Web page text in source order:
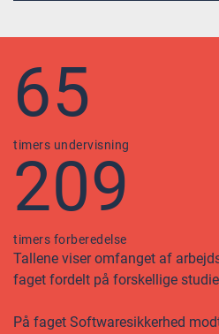
65
timers undervisning
209
timers forberedelse
Tallene viser omfanget af
faget fordelt på forskellige
På faget Softwaresikkerhed